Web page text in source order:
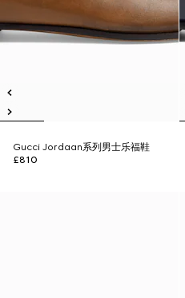
Gucci Jordaan系列男士乐福鞋
£810